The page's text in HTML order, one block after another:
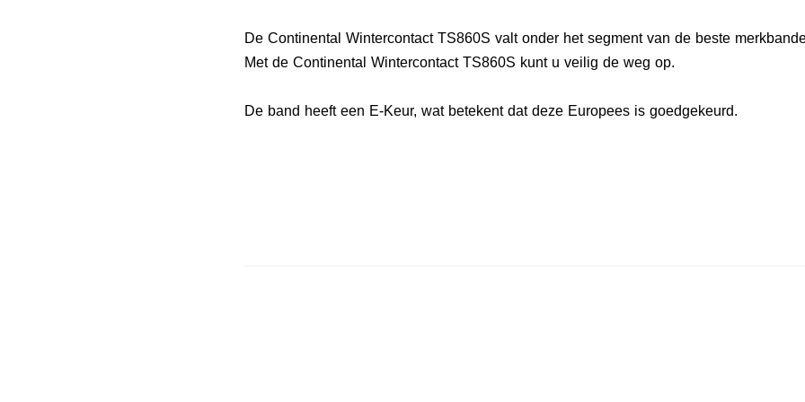
De Continental Wintercontact TS860S valt onder het segment van de beste
Met de Continental Wintercontact TS860S kunt u veilig de weg op.
De band heeft een E-Keur, wat betekent dat deze Europees is goedgekeurd.